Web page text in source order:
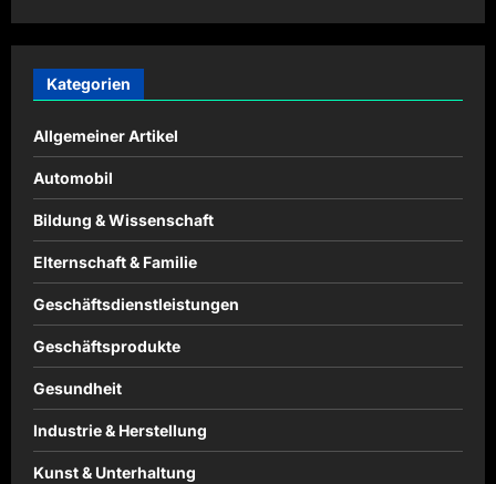
Kategorien
Allgemeiner Artikel
Automobil
Bildung & Wissenschaft
Elternschaft & Familie
Geschäftsdienstleistungen
Geschäftsprodukte
Gesundheit
Industrie & Herstellung
Kunst & Unterhaltung